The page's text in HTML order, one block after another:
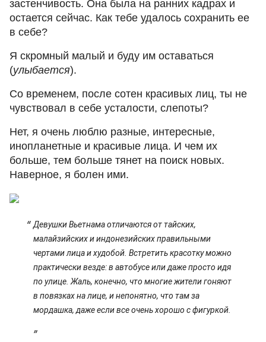
застенчивость. Она была на ранних кадрах и
остается сейчас. Как тебе удалось сохранить ее
в себе?
Я скромный малый и буду им оставаться
(улыбается).
Со временем, после сотен красивых лиц, ты не
чувствовал в себе усталости, слепоты?
Нет, я очень люблю разные, интересные,
инопланетные и красивые лица. И чем их
больше, тем больше тянет на поиск новых.
Наверное, я болен ими.
Девушки Вьетнама отличаются от тайских,
малайзийских и индонезийских правильными
чертами лица и худобой. Встретить красотку можно
практически везде: в автобусе или даже просто идя
по улице. Жаль, конечно, что многие жители гоняют
в повязках на лице, и непонятно, что там за
мордашка, даже если все очень хорошо с фигуркой.